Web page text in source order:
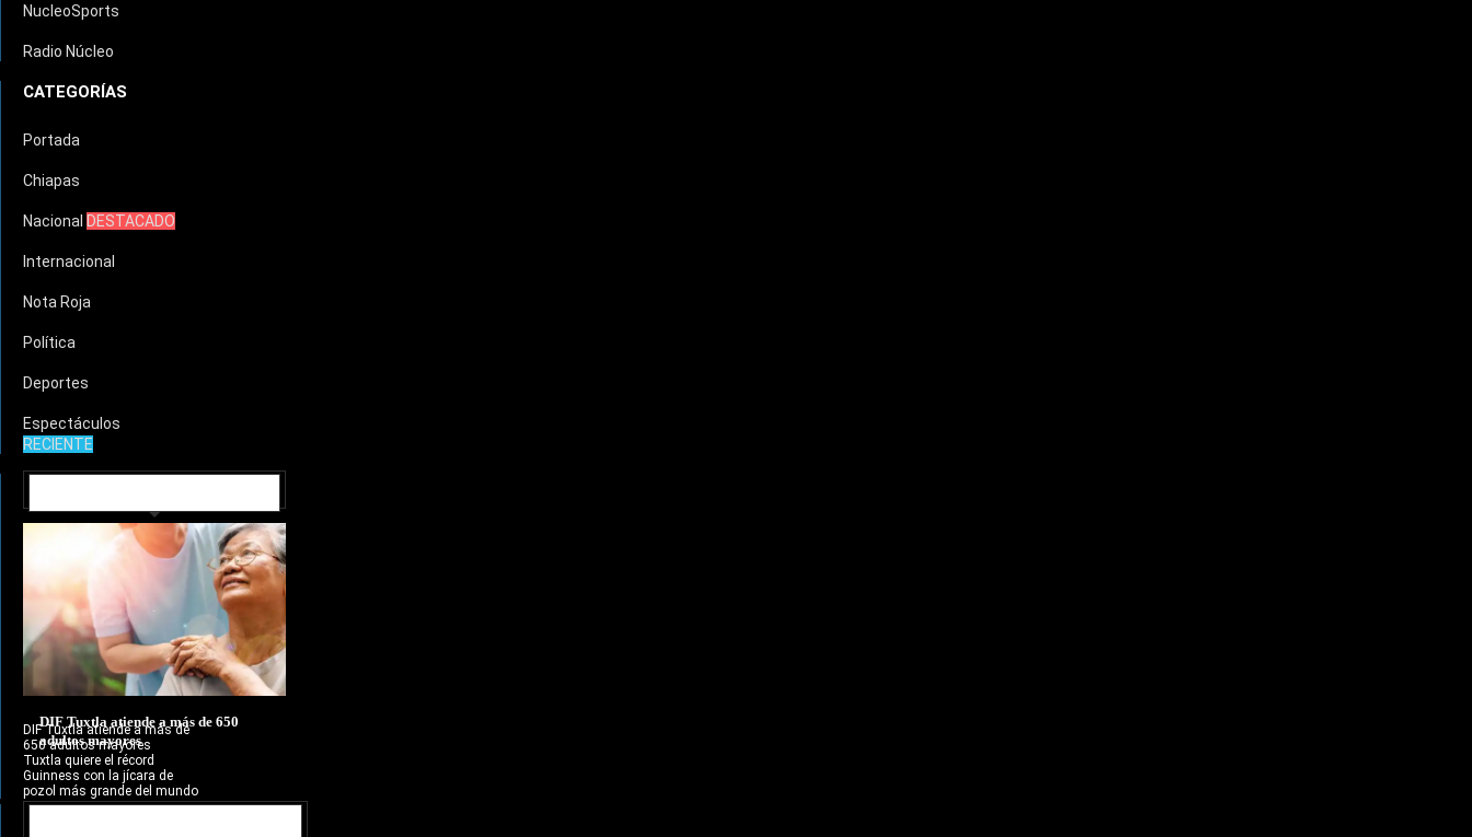
NucleoSports
Radio Núcleo
CATEGORÍAS
Portada
Chiapas
Nacional DESTACADO
Internacional
Nota Roja
Política
Deportes
Espectáculos
RECIENTE
DIF Tuxtla atiende a más de 650
adultos mayores
DIF Tuxtla atiende a más de
650 adultos mayores
Tuxtla quiere el récord
Guinness con la jícara de
pozol más grande del mundo